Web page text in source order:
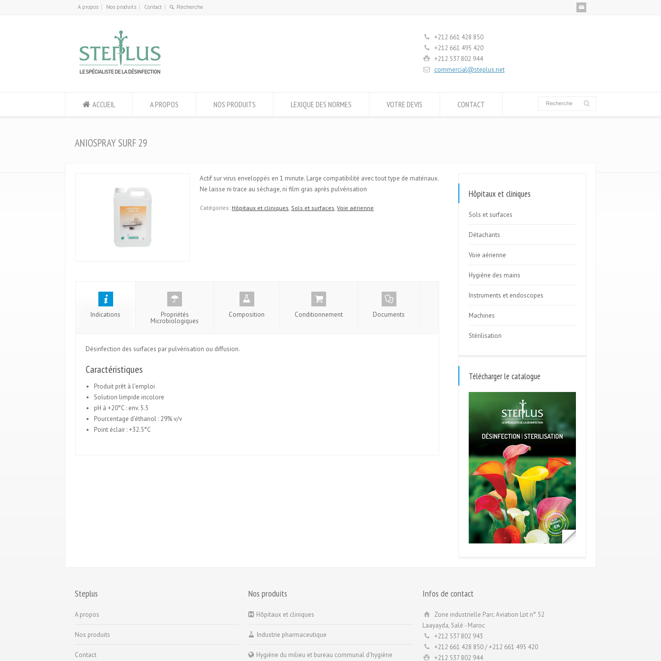
A propos Nos produits Contact
+212 661 428 850
+212 661 495 420
+212 537 802 944
commercial@steplus.net
ACCUEIL A PROPOS NOS PRODUITS LEXIQUE DES NORMES VOTRE DEVIS CONTACT
ANIOSPRAY SURF 29
Actif sur virus enveloppés en 1 minute. Large compatibilité avec tout type de matériaux.
Ne laisse ni trace au séchage, ni film gras après pulvérisation
Catégories: Hôpitaux et cliniques, Sols et surfaces,Voie aérienne
Indications Propriétés
Microbiologiques
Composition Conditionnement Documents
Désinfection des surfaces par pulvérisation ou diffusion.
Caractéristiques
Produit prêt à l’emploi
Solution limpide incolore
pH à +20°C : env. 5.5
Pourcentage d’éthanol : 29% v/v
Point éclair : +32.5°C
Hôpitaux et cliniques
Sols et surfaces
Détachants
Voie aérienne
Hygiène des mains
Instruments et endoscopes
Machines
Stérilisation
Télécharger le catalogue
Steplus
A propos
Nos produits
Contact
Nos produits
Hôpitaux et cliniques
Industrie pharmaceutique
Hygiène du milieu et bureau communal d’hygiène
Infos de contact
Zone industrielle Parc Aviation Lot n° 52
Laayayda, Salé - Maroc
+212 537 802 943
+212 661 428 850 / +212 661 495 420
+212 537 802 944